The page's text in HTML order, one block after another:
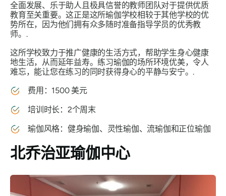
全面发展、乐于助人且极具信誉的教师团队对于提供优质
教育至关重要。这正是这所瑜伽学校相较于其他学校的优
势所在，因为他们拥有众多随时准备指导学员的优秀教
师。.
这所学校致力于推广健康的生活方式，帮助学生身心健康
地生活，从而延年益寿。练习瑜伽的场所环境优美，令人
难忘，能让您在练习的同时获得身心的平静与安宁。.
费用：1500 美元
培训时长：2个周末
瑜伽风格：健身瑜伽、灵性瑜伽、流瑜伽和正位瑜伽
北乔治亚瑜伽中心